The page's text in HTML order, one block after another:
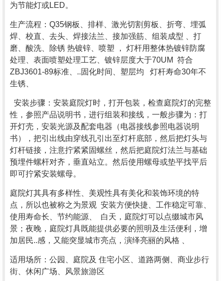
为节能灯或LED。
生产流程：Q35钢板、排样、激光切割剪板、折弯、埋弧
焊、校直、去头、焊接法兰、接加强筋、组装成型 、打
磨、酸洗、除锈 热镀锌、喷塑 ， 灯杆用整体热镀锌防腐
处理、表面喷塑处理工艺、镀锌层度大于70UM 符合
ZBJ3601-89标准、..固化时间、塑层均 灯杆寿命30年不
生锈、
安装步骤：安装庭院灯时，打开包装，检查庭院灯的完整
性，参照产品说明书，进行组装和接线，一般步骤为：打
开灯壳，安装光源及配套电器（电器接线参照电器说明
书），把引出线由穿线孔引出至灯杆底部，然后把灯头与
灯杆链接，注意拧紧紧固螺丝，然后把庭院灯法兰与基础
预埋件螺杆对齐，垂直站立。然后使用螺母或垫平找平后
即可拧紧安装螺母。
庭院灯其具有多样性、美观性具有美化和装饰环境的特
点，所以也被称之为景观 安装方便快捷、工作稳定可靠、
使用寿命长、节约能源、 白天，庭院灯可以点缀城市风
景；夜晚，庭院灯具既能提供必要的照明及生活便利，增
加居民..感，又能突显城市亮点，演绎亮丽的风格 、
适用场所：公园、庭院及 住宅小区、道路两侧、商业步行
街、休闲广场、风景旅游区